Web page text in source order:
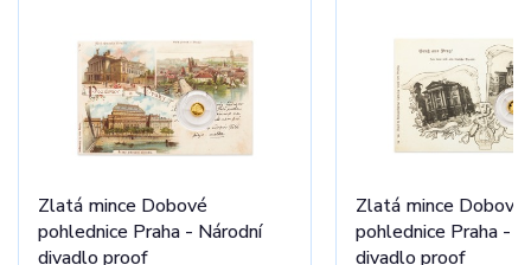
Zlatá mince Dobové
pohlednice Praha - Národní
divadlo proof
Zlatá mince Dobové
pohlednice Praha -
divadlo proof